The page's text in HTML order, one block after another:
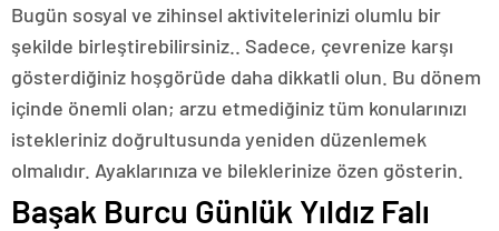
Bugün sosyal ve zihinsel aktivitelerinizi olumlu bir
şekilde birleştirebilirsiniz.. Sadece, çevrenize karşı
gösterdiğiniz hoşgörüde daha dikkatli olun. Bu dönem
içinde önemli olan; arzu etmediğiniz tüm konularınızı
istekleriniz doğrultusunda yeniden düzenlemek
olmalıdır. Ayaklarınıza ve bileklerinize özen gösterin.
Başak Burcu Günlük Yıldız Falı